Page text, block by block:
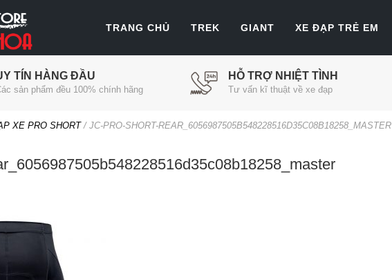
TRANG CHỦ TREK GIANT XE ĐẠP TRẺ EM
TÍN HÀNG ĐẦU
sản phẩm đều 100% chính hãng
HỖ TRỢ NHIỆT TÌNH
Tư vấn kĩ thuật về xe đạp
XE PRO SHORT/ JC-PRO-SHORT-REAR_6056987505B548228516D35C08B18258_MASTER